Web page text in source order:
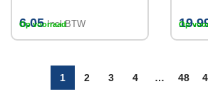
6.05 Incl BTW
Op voorraad Op
1 2 3 4 … 48